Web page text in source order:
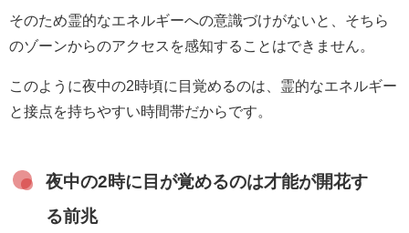
そのため霊的なエネルギーへの意識づけがないと、そちら
のゾーンからのアクセスを感知することはできません。
このように夜中の2時頃に目覚めるのは、霊的なエネルギー
と接点を持ちやすい時間帯だからです。
夜中の2時に目が覚めるのは才能が開花す
る前兆